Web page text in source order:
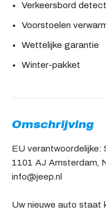
Verkeersbord
Voorstoelen
Wettelijke garantie
Winter-pakket
Omschrijving
EU verantwoordelijke:
1101 AJ Amsterdam,
info@jeep.nl
Uw nieuwe auto staat